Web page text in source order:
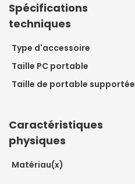
Spécifications
techniques
Type d'accessoire
Taille PC portable
Taille de portable supportée
Caractéristiques
physiques
Matériau(x)